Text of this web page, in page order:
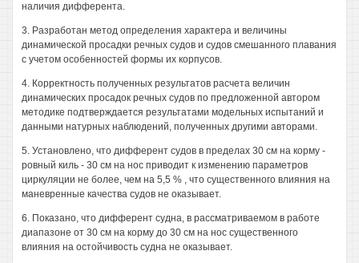
наличия дифферента.
3. Разработан метод определения характера и величины
динамической просадки речных судов и судов смешанного плавания
с учетом особенностей формы их корпусов.
4. Корректность полученных результатов расчета величин
динамических просадок речных судов по предложенной автором
методике подтверждается результатами модельных испытаний и
данными натурных наблюдений, полученных другими авторами.
5. Установлено, что дифферент судов в пределах 30 см на корму -
ровный киль - 30 см на нос приводит к изменению параметров
циркуляции не более, чем на 5,5 % , что существенного влияния на
маневренные качества судов не оказывает.
6. Показано, что дифферент судна, в рассматриваемом в работе
диапазоне от 30 см на корму до 30 см на нос существенного
влияния на остойчивость судна не оказывает.